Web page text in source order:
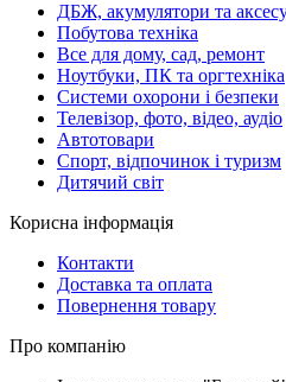
ДБЖ, акумулятори та
Побутова техніка
Все для дому, сад, ремонт
Ноутбуки, ПК та оргтехніка
Системи охорони і безпеки
Телевізор, фото, відео, аудіо
Автотовари
Спорт, відпочинок і туризм
Дитячий світ
Корисна інформація
Контакти
Доставка та оплата
Повернення товару
Про компанію